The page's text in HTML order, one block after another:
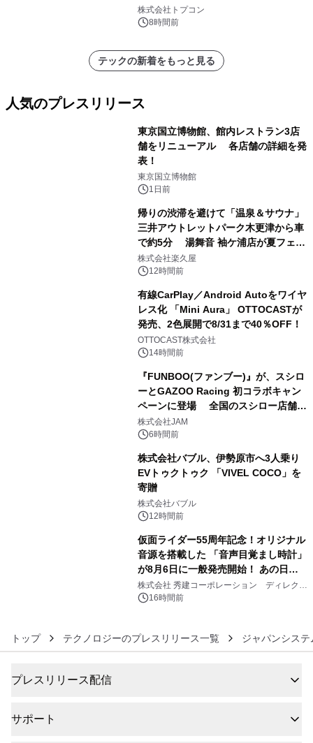
株式会社トプコン
8時間前
テックの新着をもっと見る
人気のプレスリリース
東京国立博物館、館内レストラン3店
舗をリニューアル 各店舗の詳細を発
表！
東京国立博物館
1日前
帰りの渋滞を避けて「温泉＆サウナ」
三井アウトレットパーク木更津から車
で約5分 湯舞音 袖ケ浦店が夏フェア
メニューを提供
株式会社楽久屋
12時間前
有線CarPlay／Android Autoをワイヤ
レス化 「Mini Aura」 OTTOCASTが
発売、2色展開で8/31まで40％OFF！
OTTOCAST株式会社
14時間前
『FUNBOO(ファンブー)』が、スシロ
ーとGAZOO Racing 初コラボキャン
ペーンに登場 全国のスシロー店舗で
GR 4車種の FUNBOO(ミニカー)付き
メニューが展開されます
株式会社JAM
6時間前
株式会社バブル、伊勢原市へ3人乗り
EVトゥクトゥク 「VIVEL COCO」を
寄贈
株式会社バブル
12時間前
仮面ライダー55周年記念！オリジナル
音源を搭載した 「音声目覚まし時計」
が8月6日に一般発売開始！ あの日の
大興奮が今甦る
株式会社 秀建コーポレーション ディレクト
アートギャラリー
16時間前
トップ テクノロジーのプレスリリース一覧 ジャパンシス
プレスリリース配信
サポート